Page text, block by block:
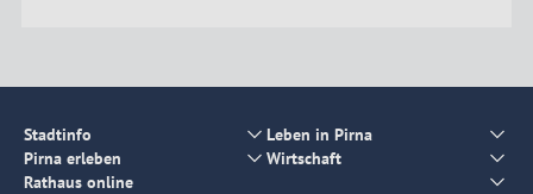
Stadtinfo
Leben in Pirna
Pirna erleben
Wirtschaft
Rathaus online